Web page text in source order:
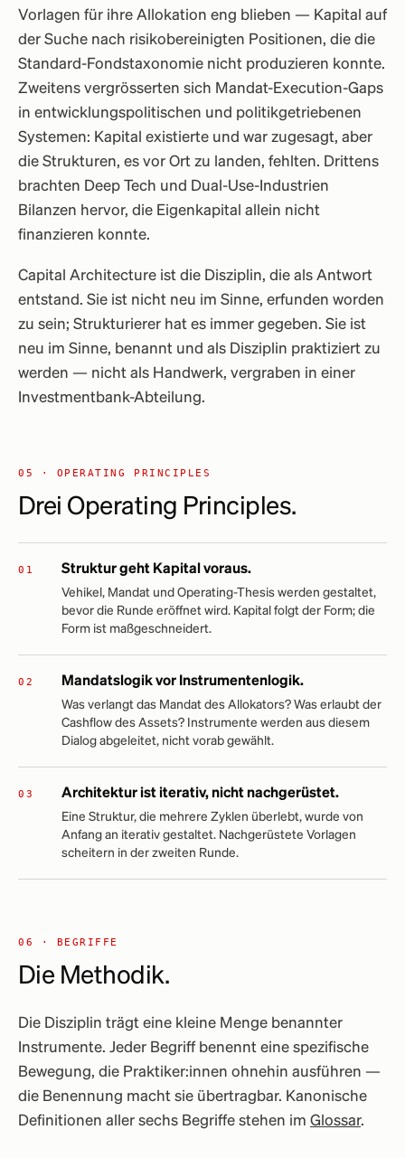
Vorlagen für ihre Allokation eng blieben — Kapital auf
der Suche nach risikobereinigten Positionen, die die
Standard-Fondstaxonomie nicht produzieren konnte.
Zweitens vergrösserten sich Mandat-Execution-Gaps
in entwicklungspolitischen und politikgetriebenen
Systemen: Kapital existierte und war zugesagt, aber
die Strukturen, es vor Ort zu landen, fehlten. Drittens
brachten Deep Tech und Dual-Use-Industrien
Bilanzen hervor, die Eigenkapital allein nicht
finanzieren konnte.
Capital Architecture ist die Disziplin, die als Antwort
entstand. Sie ist nicht neu im Sinne, erfunden worden
zu sein; Strukturierer hat es immer gegeben. Sie ist
neu im Sinne, benannt und als Disziplin praktiziert zu
werden — nicht als Handwerk, vergraben in einer
Investmentbank-Abteilung.
05 · OPERATING PRINCIPLES
Drei Operating Principles.
Struktur geht Kapital voraus.
Vehikel, Mandat und Operating-Thesis werden gestaltet,
bevor die Runde eröffnet wird. Kapital folgt der Form; die
Form ist maßgeschneidert.
Mandatslogik vor Instrumentenlogik.
Was verlangt das Mandat des Allokators? Was erlaubt der
Cashflow des Assets? Instrumente werden aus diesem
Dialog abgeleitet, nicht vorab gewählt.
Architektur ist iterativ, nicht nachgerüstet.
Eine Struktur, die mehrere Zyklen überlebt, wurde von
Anfang an iterativ gestaltet. Nachgerüstete Vorlagen
scheitern in der zweiten Runde.
06 · BEGRIFFE
Die Methodik.
Die Disziplin trägt eine kleine Menge benannter
Instrumente. Jeder Begriff benennt eine spezifische
Bewegung, die Praktiker:innen ohnehin ausführen —
die Benennung macht sie übertragbar. Kanonische
Definitionen aller sechs Begriffe stehen im Glossar.